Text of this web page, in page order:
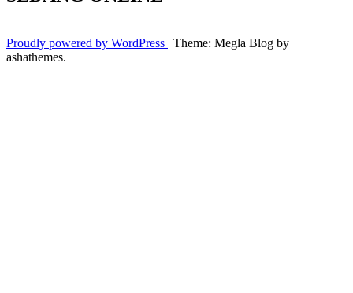
Proudly powered by WordPress | Theme: Megla Blog by
ashathemes.